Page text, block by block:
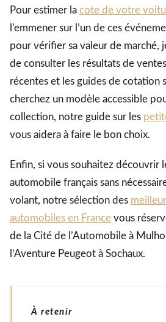
Pour estimer la cote de votre
l’emmener sur l’un de ces
pour vérifier sa valeur de marché,
de consulter les résultats de
récentes et les guides de cotation
cherchez un modèle accessible
collection, notre guide sur les
vous aidera à faire le bon choix.
Enfin, si vous souhaitez découvrir
automobile français sans
volant, notre sélection des
automobiles en France vous
de la Cité de l’Automobile à
l’Aventure Peugeot à Sochaux.
À retenir